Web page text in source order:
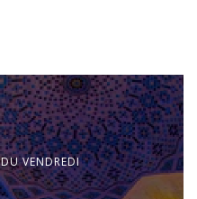
VENDREDI